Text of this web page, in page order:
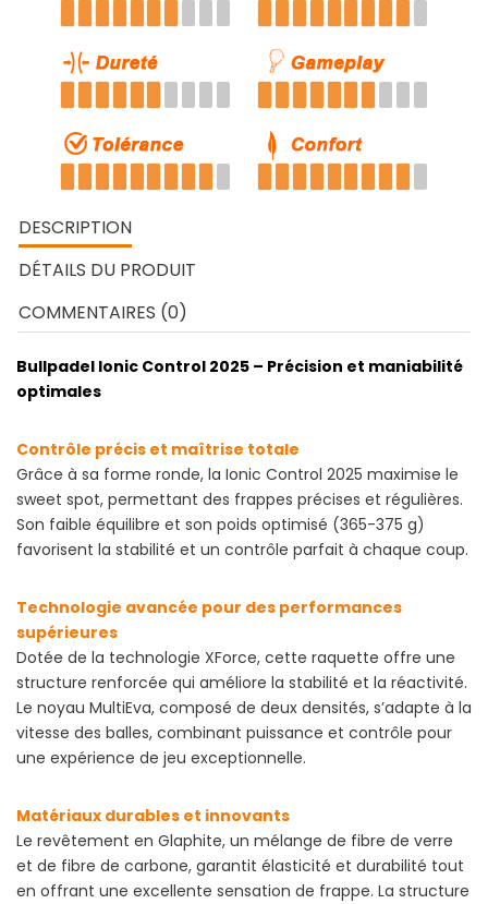
DESCRIPTION
DÉTAILS DU PRODUIT
COMMENTAIRES (0)
Bullpadel Ionic Control 2025 – Précision et maniabilité
optimales
Contrôle précis et maîtrise totale
Grâce à sa forme ronde, la Ionic Control 2025 maximise le
sweet spot, permettant des frappes précises et régulières.
Son faible équilibre et son poids optimisé (365-375 g)
favorisent la stabilité et un contrôle parfait à chaque coup.
Technologie avancée pour des performances
supérieures
Dotée de la technologie XForce, cette raquette offre une
structure renforcée qui améliore la stabilité et la réactivité.
Le noyau MultiEva, composé de deux densités, s’adapte à la
vitesse des balles, combinant puissance et contrôle pour
une expérience de jeu exceptionnelle.
Matériaux durables et innovants
Le revêtement en Glaphite, un mélange de fibre de verre
et de fibre de carbone, garantit élasticité et durabilité tout
en offrant une excellente sensation de frappe. La structure